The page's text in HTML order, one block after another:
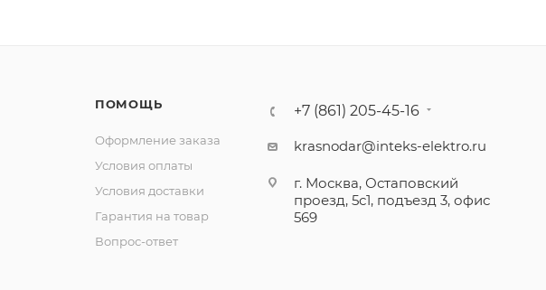
ПОМОЩЬ
Оформление заказа
Условия оплаты
Условия доставки
Гарантия на товар
Вопрос-ответ
+7 (861) 205-45-16
krasnodar@inteks-elektro.ru
г. Москва, Остаповский
проезд, 5с1, подъезд 3, офис
569